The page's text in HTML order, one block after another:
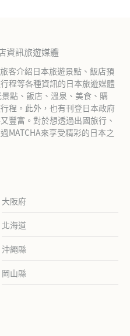
資訊旅遊媒體
客介紹日本旅遊景點、飯店預
程等各種資訊的日本旅遊媒體
點、飯店、溫泉、美食、購
程。此外，也有刊登日本政府
豐富。對於想透過出國旅行、
MATCHA來享受精彩的日本之
大阪府
北海道
沖繩縣
岡山縣